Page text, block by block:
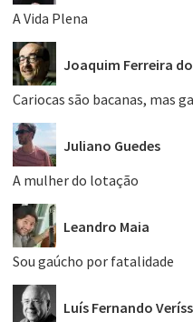
A Vida Plena
Joaquim Ferreira
Cariocas são bacanas, mas
Juliano Guedes
A mulher do lotação
Leandro Maia
Sou gaúcho por fatalidade
Luís Fernando